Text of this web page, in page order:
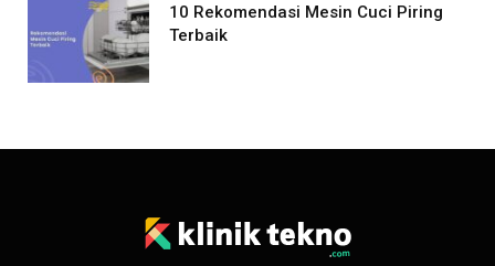
10 Rekomendasi Mesin Cuci Piring
Terbaik